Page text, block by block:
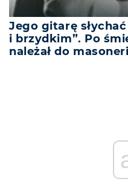
Jego gitarę
i brzydkim”. Po
należał do